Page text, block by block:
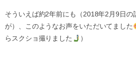
そういえば約2年前にも（2018年2 月9日の
が）、このようなお声をいただいてました
らスクショ撮りました
）